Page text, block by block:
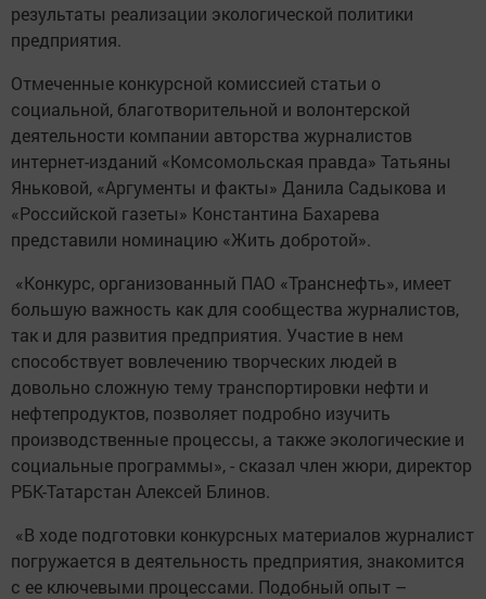
результаты реализации экологической политики
предприятия.
Отмеченные конкурсной комиссией статьи о
социальной, благотворительной и волонтерской
деятельности компании авторства журналистов
интернет-изданий «Комсомольская правда» Татьяны
Яньковой, «Аргументы и факты» Данила Садыкова и
«Российской газеты» Константина Бахарева
представили номинацию «Жить добротой».
«Конкурс, организованный ПАО «Транснефть», имеет
большую важность как для сообщества журналистов,
так и для развития предприятия. Участие в нем
способствует вовлечению творческих людей в
довольно сложную тему транспортировки нефти и
нефтепродуктов, позволяет подробно изучить
производственные процессы, а также экологические и
социальные программы», - сказал член жюри, директор
РБК-Татарстан Алексей Блинов.
«В ходе подготовки конкурсных материалов журналист
погружается в деятельность предприятия, знакомится
с ее ключевыми процессами. Подобный опыт –